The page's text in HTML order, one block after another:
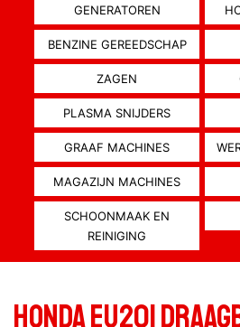
GENERATOREN
BENZINE GEREEDSCHAP
ZAGEN
PLASMA SNIJDERS
GRAAF MACHINES
MAGAZIJN MACHINES
SCHOONMAAK EN
REINIGING
Honda EU20i